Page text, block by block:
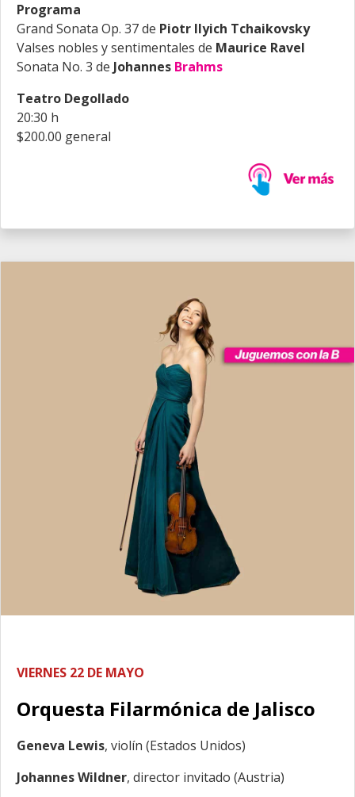
Programa
Grand Sonata Op. 37 de Piotr Ilyich Tchaikovsky
Valses nobles y sentimentales de Maurice Ravel
Sonata No. 3 de Johannes Brahms
Teatro Degollado
20:30 h
$200.00 general
VIERNES 22 DE MAYO
Orquesta Filarmónica de Jalisco
Geneva Lewis, violín (Estados Unidos)
Johannes Wildner, director invitado (Austria)